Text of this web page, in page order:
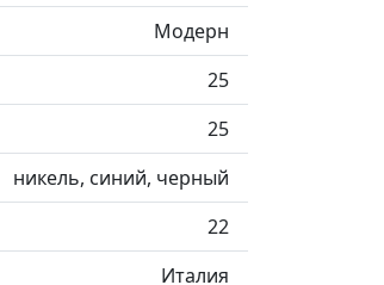
Модерн
25
25
никель, синий, черный
22
Италия